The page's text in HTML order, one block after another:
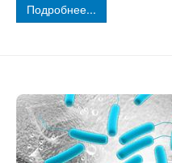
Подробнее...